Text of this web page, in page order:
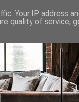
Your IP address
quality of service,